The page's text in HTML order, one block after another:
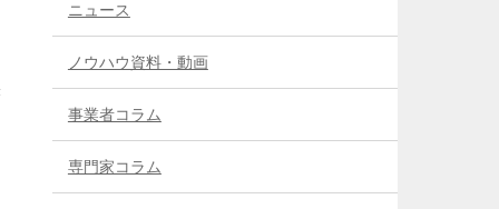
ニュース
ノウハウ資料・動画
事業者コラム
専門家コラム